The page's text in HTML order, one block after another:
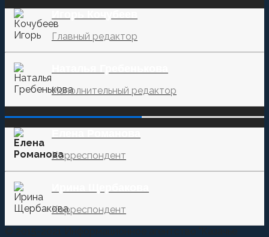
Главный редактор
Исполнительный редактор
Корреспондент
Корреспондент